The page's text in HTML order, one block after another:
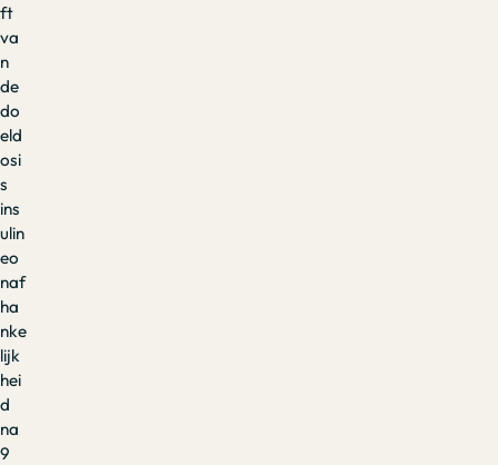
ft
va
n
de
do
eld
osi
s
ins
ulin
eo
naf
ha
nke
lijk
hei
d
na
9